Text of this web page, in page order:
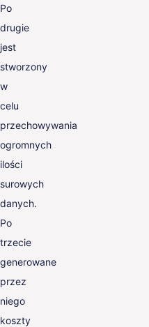
Po
drugie
jest
stworzony
w
celu
przechowywania
ogromnych
ilości
surowych
danych.
Po
trzecie
generowane
przez
niego
koszty